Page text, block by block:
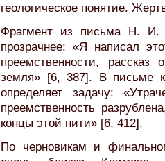
геологическое понятие.
Фрагмент из письма Н. И.
прозрачнее: «Я написал
преемственности,
земля» [6, 387]. В письме
определяет задачу:
преемственность
концы этой нити» [6, 412].
По черновикам и